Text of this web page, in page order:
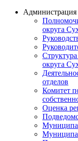
Администрация
округа
округа
отделов
Комитет
Оценка